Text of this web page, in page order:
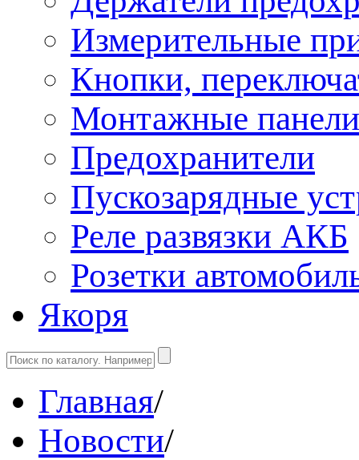
Измерительные
Кнопки,
Монтажные панели
Предохранители
Пускозарядные
Реле развязки АКБ
Розетки
Якоря
Главная/
Новости/